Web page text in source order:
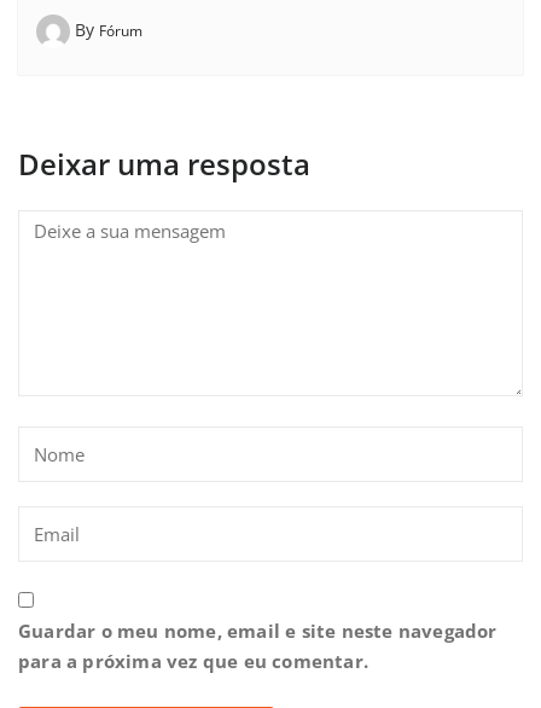
By Fórum
Deixar uma resposta
Guardar o meu nome, email e site neste navegador
para a próxima vez que eu comentar.